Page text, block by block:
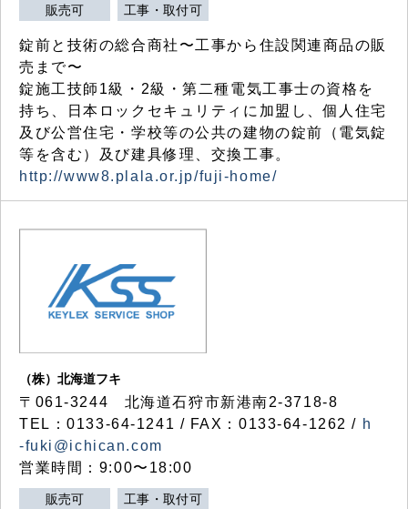
販売可 工事・取付可
錠前と技術の総合商社〜工事から住設関連商品の販
売まで〜
錠施工技師1級・2級・第二種電気工事士の資格を
持ち、日本ロックセキュリティに加盟し、個人住宅
及び公営住宅・学校等の公共の建物の錠前（電気錠
等を含む）及び建具修理、交換工事。
http://www8.plala.or.jp/fuji-home/
（株）北海道フキ
〒061-3244 北海道石狩市新港南2-3718-8
TEL：0133-64-1241 / FAX：0133-64-1262 / h
-fuki@ichican.com
営業時間：9:00〜18:00
販売可 工事・取付可